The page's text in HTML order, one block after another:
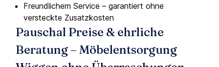
Freundlichem Service – garantiert ohne
versteckte Zusatzkosten
Pauschal Preise & ehrliche
Beratung – Möbelentsorgung